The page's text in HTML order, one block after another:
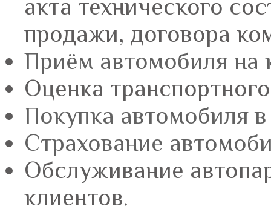
акта технического
продажи, договора
Приём автомобиля на
Оценка
Покупка автомобиля
Страхование
Обслуживание
клиентов.